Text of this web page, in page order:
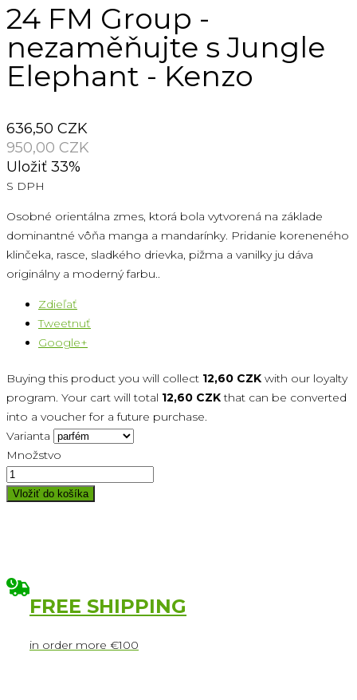
24 FM Group -
nezaměňujte s Jungle
Elephant - Kenzo
636,50 CZK
950,00 CZK
Uložiť 33%
S DPH
Osobné orientálna zmes, ktorá bola vytvorená na základe
dominantné vôňa manga a mandarínky. Pridanie koreneného
klinčeka, rasce, sladkého drievka, pižma a vanilky ju dáva
originálny a moderný farbu..
Zdieľať
Tweetnuť
Google+
Buying this product you will collect 12,60 CZK with our loyalty
program. Your cart will total 12,60 CZKthat can be converted
into a voucher for a future purchase.
Varianta
Množstvo
Vložiť do košíka
FREE SHIPPING
in order more €100